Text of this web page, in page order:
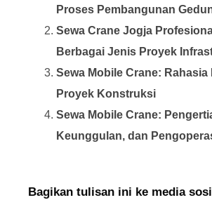
Proses Pembangunan
Sewa Crane Jogja
Berbagai Jenis Proyek
Sewa Mobile Crane:
Proyek Konstruksi
Sewa Mobile Crane:
Keunggulan, dan
Bagikan tulisan ini ke media